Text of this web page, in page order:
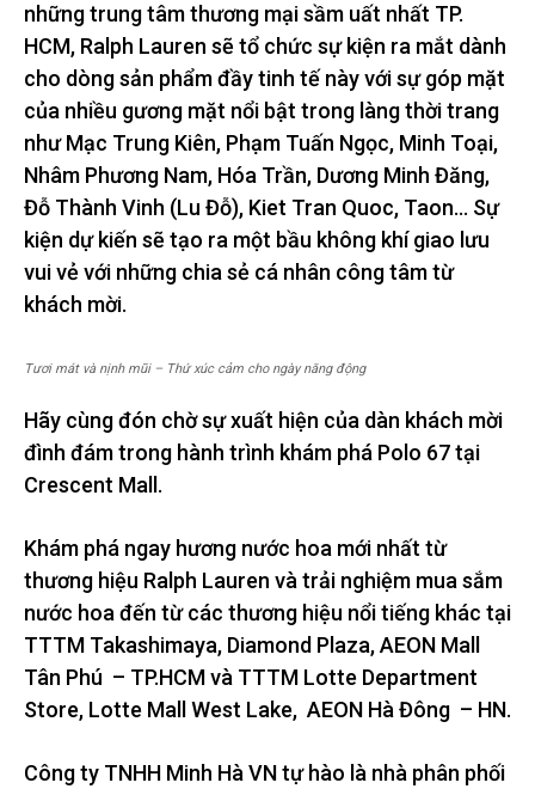
những trung tâm thương mại sầm uất nhất TP.
HCM, Ralph Lauren sẽ tổ chức sự kiện ra mắt dành
cho dòng sản phẩm đầy tinh tế này với sự góp mặt
của nhiều gương mặt nổi bật trong làng thời trang
như Mạc Trung Kiên, Phạm Tuấn Ngọc, Minh Toại,
Nhâm Phương Nam, Hóa Trần, Dương Minh Đăng,
Đỗ Thành Vinh (Lu Đỗ), Kiet Tran Quoc, Taon… Sự
kiện dự kiến sẽ tạo ra một bầu không khí giao lưu
vui vẻ với những chia sẻ cá nhân công tâm từ
khách mời.
Tươi mát và nịnh mũi – Thứ xúc cảm cho ngày năng động
Hãy cùng đón chờ sự xuất hiện của dàn khách mời
đình đám trong hành trình khám phá Polo 67 tại
Crescent Mall.
Khám phá ngay hương nước hoa mới nhất từ
thương hiệu Ralph Lauren và trải nghiệm mua sắm
nước hoa đến từ các thương hiệu nổi tiếng khác tại
TTTM Takashimaya, Diamond Plaza, AEON Mall
Tân Phú – TP.HCM và TTTM Lotte Department
Store, Lotte Mall West Lake, AEON Hà Đông – HN.
Công ty TNHH Minh Hà VN tự hào là nhà phân phối